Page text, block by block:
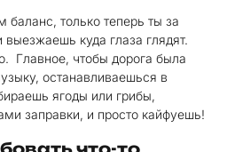
баланс, только теперь ты за
куда глаза глядят.
Главное, чтобы дорога была
останавливаешься в
ягоды или грибы,
заправки, и просто кайфуешь!